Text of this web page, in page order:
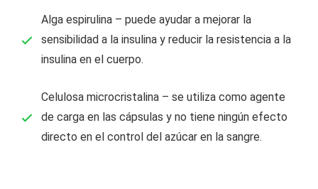
Alga espirulina – puede ayudar a mejorar la
sensibilidad a la insulina y reducir la resistencia a la
insulina en el cuerpo.
Celulosa microcristalina – se utiliza como agente
de carga en las cápsulas y no tiene ningún efecto
directo en el control del azúcar en la sangre.